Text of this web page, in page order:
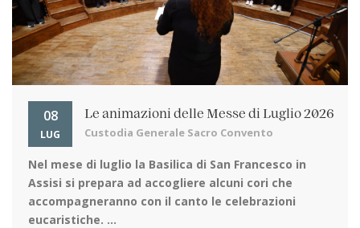
08
LUG
Le animazioni delle Messe di Luglio 2026
Custodia Generale Sacro Convento
Nel mese di luglio la Basilica di San Francesco in
Assisi si prepara ad accogliere alcuni cori che
accompagneranno con il canto le celebrazioni
eucaristiche. ...